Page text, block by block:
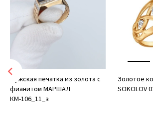
Мужская печатка из золота с
фианитом МАРШАЛ
КМ-106_11_з
Золотое
SOKOLOV